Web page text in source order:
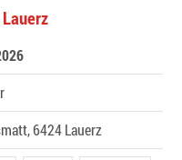
6424 Lauerz